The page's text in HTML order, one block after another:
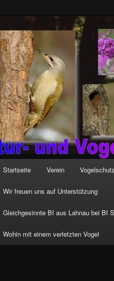
http://natur-und-vogelfreunde-
HGON_logo.jpg
Startseite Verein Vogelschutz
Wir freuen uns auf Unterstützung
Gleichgesinnte BI aus Lahnau bei BI
Wohin mit einem verletzten Vogel